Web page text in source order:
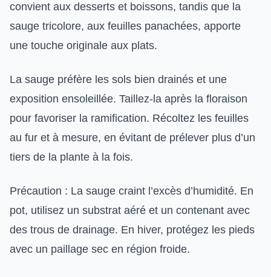
convient aux desserts et boissons, tandis que la
sauge tricolore, aux feuilles panachées, apporte
une touche originale aux plats.
La sauge préfère les sols bien drainés et une
exposition ensoleillée. Taillez-la après la floraison
pour favoriser la ramification. Récoltez les feuilles
au fur et à mesure, en évitant de prélever plus d’un
tiers de la plante à la fois.
Précaution : La sauge craint l’excès d’humidité. En
pot, utilisez un substrat aéré et un contenant avec
des trous de drainage. En hiver, protégez les pieds
avec un paillage sec en région froide.